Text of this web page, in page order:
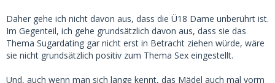
Daher gehe ich nicht davon aus, dass die Ü18 Dame unberührt ist.
Im Gegenteil, ich gehe grundsätzlich davon aus, dass sie das
Thema Sugardating gar nicht erst in Betracht ziehen würde, wäre
sie nicht grundsätzlich positiv zum Thema Sex eingestellt.
Und, auch wenn man sich lange kennt, das Mädel auch mal vorm